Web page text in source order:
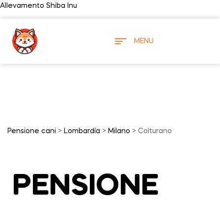
Allevamento Shiba Inu
MENU
Pensione cani > Lombardía > Milano > Colturano
PENSIONE